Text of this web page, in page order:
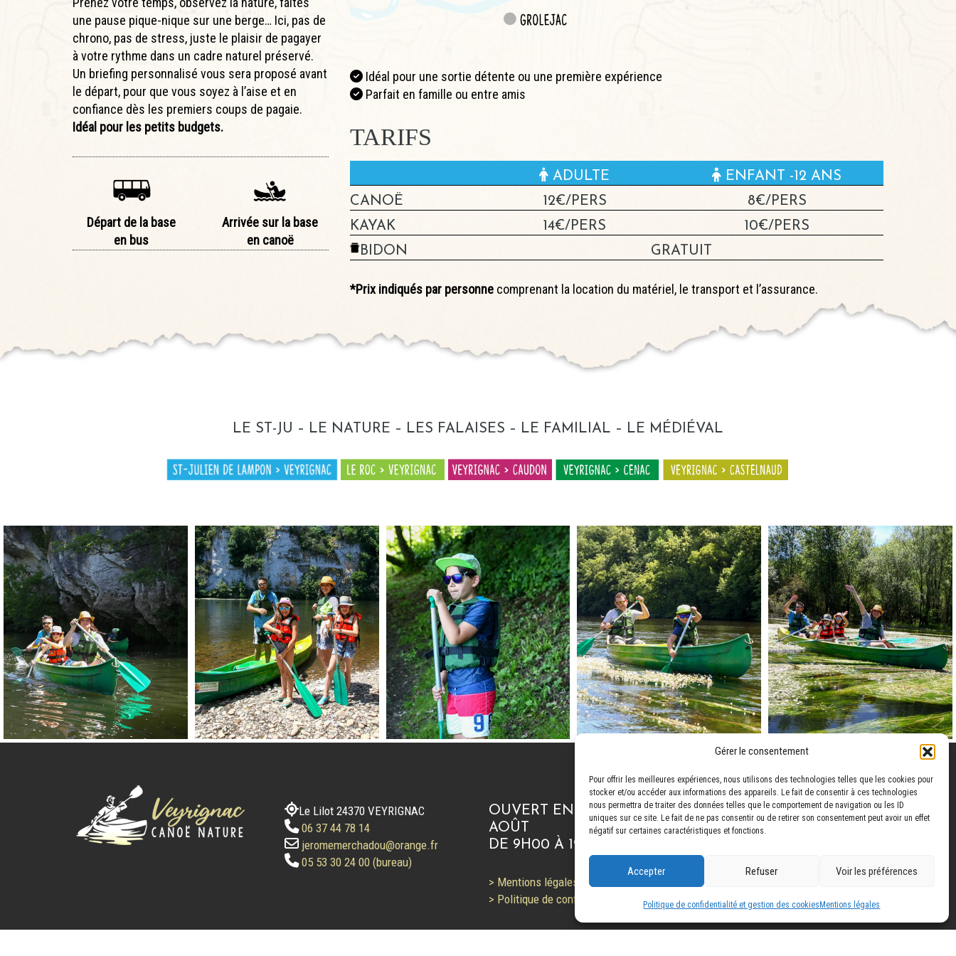
Gérer le consentement
Pour offrir les meilleures expériences, nous utilisons des technologies telles que les cookies pour
stocker et/ou accéder aux informations des appareils. Le fait de consentir à ces technologies
nous permettra de traiter des données telles que le comportement de navigation ou les ID
uniques sur ce site. Le fait de ne pas consentir ou de retirer son consentement peut avoir un effet
négatif sur certaines caractéristiques et fonctions.
Accepter Refuser Voir les préférences
Politique de confidentialité et gestion des cookies Mentions légales
une pause pique-nique sur une berge… Ici, pas de
chrono, pas de stress, juste le plaisir de pagayer
à votre rythme dans un cadre naturel préservé.
Un briefing personnalisé vous sera proposé avant
le départ, pour que vous soyez à l’aise et en
confiance dès les premiers coups de pagaie.
Idéal pour les petits budgets.
Départ de la base
en bus
Arrivée sur la base
en canoë
Idéal pour une sortie détente ou une première expérience
Parfait en famille ou entre amis
TARIFS
ADULTE
ENFANT -12 ANS
CANOË
12€/PERS
8€/PERS
KAYAK
14€/PERS
10€/PERS
BIDON
GRATUIT
*Prix indiqués par personne comprenant la location du matériel, le transport et l’assurance.
LE ST-JU – LE NATURE – LES FALAISES – LE FAMILIAL – LE MÉDIÉVAL
Le Lilot 24370 VEYRIGNAC
06 37 44 78 14
jeromemerchadou@orange.fr
05 53 30 24 00 (bureau)
OUVERT EN JUILLET ET
AOÛT
DE 9H00 À 19H00
> Mentions légales
> Politique de confidentialité
www.immersyv.fr
www.sports-nature-perigord.com
www.lacapenoire.com